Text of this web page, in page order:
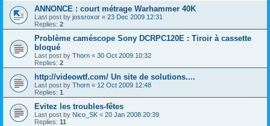
ANNONCE : court métrage Warhammer 40K
Last post by jossroxor « 23 Dec 2009 12:31
Replies: 2
Problème caméscope Sony DCRPC120E : Tiroir à cassette
bloqué
Last post by Thorn « 30 Oct 2009 10:32
Replies: 2
http://videowtf.com/ Un site de solutions....
Last post by Thorn « 12 Oct 2009 12:48
Replies: 1
Evitez les troubles-fêtes
Last post by Nico_SK « 20 Jan 2008 20:39
Replies: 11